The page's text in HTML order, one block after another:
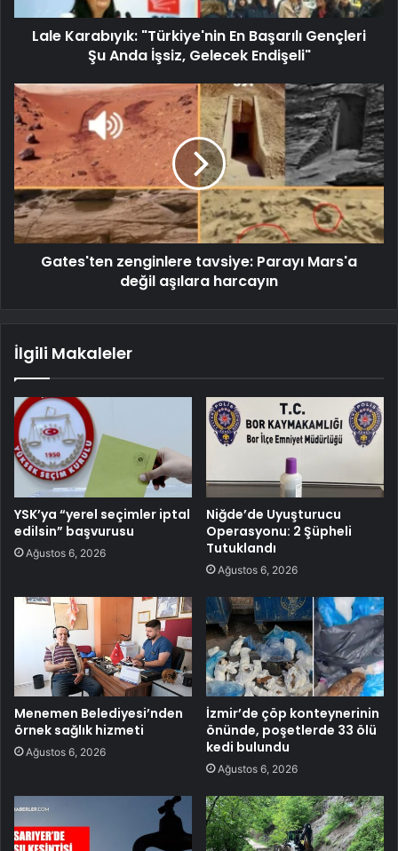
Lale Karabıyık: "Türkiye'nin En Başarılı Gençleri
Şu Anda İşsiz, Gelecek Endişeli"
Gates'ten zenginlere tavsiye: Parayı Mars'a
değil aşılara harcayın
İlgili Makaleler
YSK’ya “yerel seçimler iptal
edilsin” başvurusu
Ağustos 6, 2026
Niğde’de Uyuşturucu
Operasyonu: 2 Şüpheli
Tutuklandı
Ağustos 6, 2026
Menemen Belediyesi’nden
örnek sağlık hizmeti
Ağustos 6, 2026
İzmir’de çöp konteynerinin
önünde, poşetlerde 33 ölü
kedi bulundu
Ağustos 6, 2026